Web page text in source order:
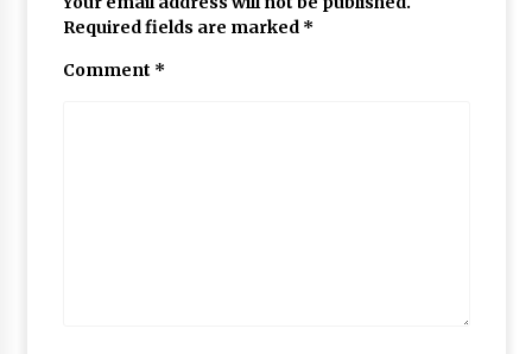
Required fields are marked *
Comment *